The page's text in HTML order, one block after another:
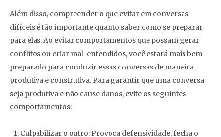
Além disso, compreender o que evitar em conversas
difíceis é tão importante quanto saber como se preparar
para elas. Ao evitar comportamentos que possam gerar
conflitos ou criar mal-entendidos, você estará mais bem
preparado para conduzir essas conversas de maneira
produtiva e construtiva. Para garantir que uma conversa
seja produtiva e não cause danos, evite os seguintes
comportamentos:
Culpabilizar o outro: Provoca defensividade, fecha o